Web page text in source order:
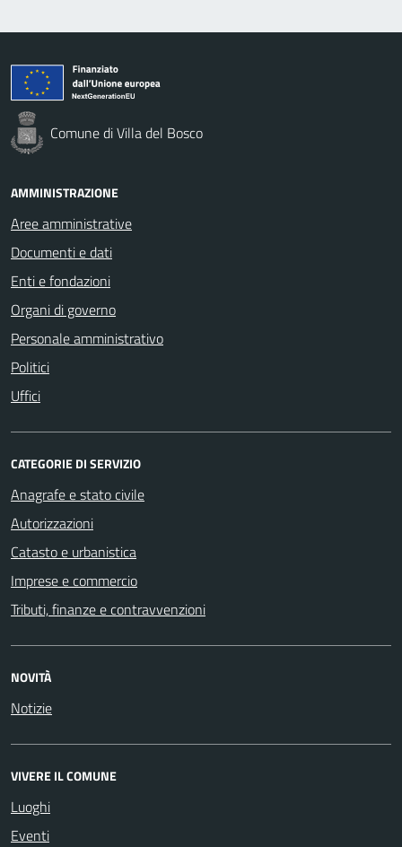
Comune di Villa del Bosco
AMMINISTRAZIONE
Aree amministrative
Documenti e dati
Enti e fondazioni
Organi di governo
Personale amministrativo
Politici
Uffici
CATEGORIE DI SERVIZIO
Anagrafe e stato civile
Autorizzazioni
Catasto e urbanistica
Imprese e commercio
Tributi, finanze e contravvenzioni
NOVITÀ
Notizie
VIVERE IL COMUNE
Luoghi
Eventi